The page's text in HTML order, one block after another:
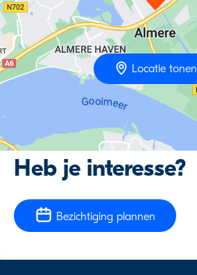
Locatie tonen
Heb je interesse?
Bezichtiging plannen